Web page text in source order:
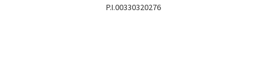
P.I.00330320276